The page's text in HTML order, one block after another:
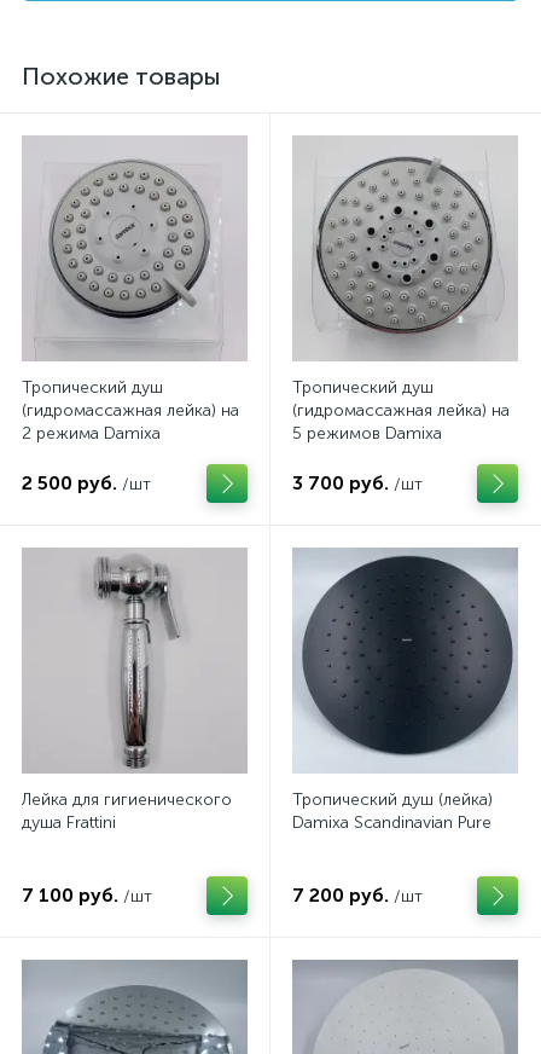
Похожие товары
Тропический душ
(гидромассажная лейка) на
2 режима Damixa
2 500 руб. /шт
Тропический душ
(гидромассажная лейка) на
5 режимов Damixa
3 700 руб. /шт
Лейка для гигиенического
душа Frattini
7 100 руб. /шт
Тропический душ (лейка)
Damixa Scandinavian Pure
7 200 руб. /шт